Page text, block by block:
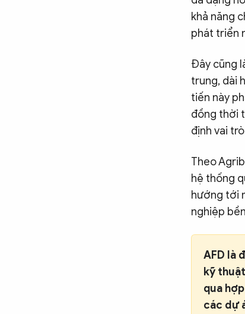
khả năng
phát triển
Đây cũng
trung, dài
tiến này
đồng thời
định vai
Theo
hệ thống
hướng tới
nghiệp
AFD là
kỹ
qua
các dự